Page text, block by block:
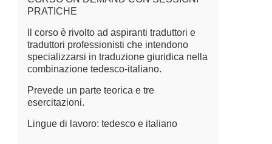
PRATICHE
Il corso è rivolto ad aspiranti traduttori e
traduttori professionisti che intendono
specializzarsi in traduzione giuridica nella
combinazione tedesco-italiano.
Prevede un parte teorica e tre
esercitazioni.
Lingue di lavoro: tedesco e italiano